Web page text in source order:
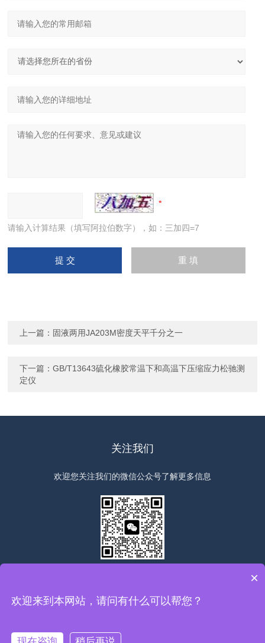
请输入计算结果（填写阿拉伯数字），如：三加四=7
上一篇： 固液两用JA203M密度天平千分之一
下一篇：GB/T13643硫化橡胶常温下和高温下压缩应力松驰测
定仪
关注我们
欢迎您关注我们的微信公众号了解更多信息
案号：沪ICP备19010379号-1
×
欢迎来到本网站，请问有什么可以帮您？